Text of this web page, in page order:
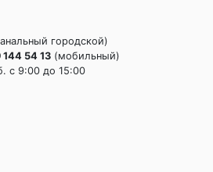
городской)
54 13 (мобильный)
c 9:00 до 15:00